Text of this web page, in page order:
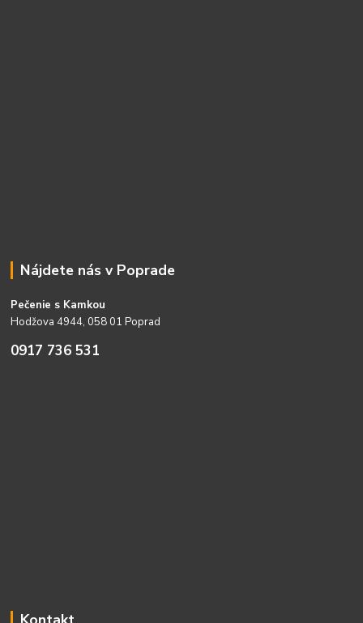
Nájdete nás v Poprade
Pečenie s Kamkou
Hodžova 4944, 058 01 Poprad
0917 736 531